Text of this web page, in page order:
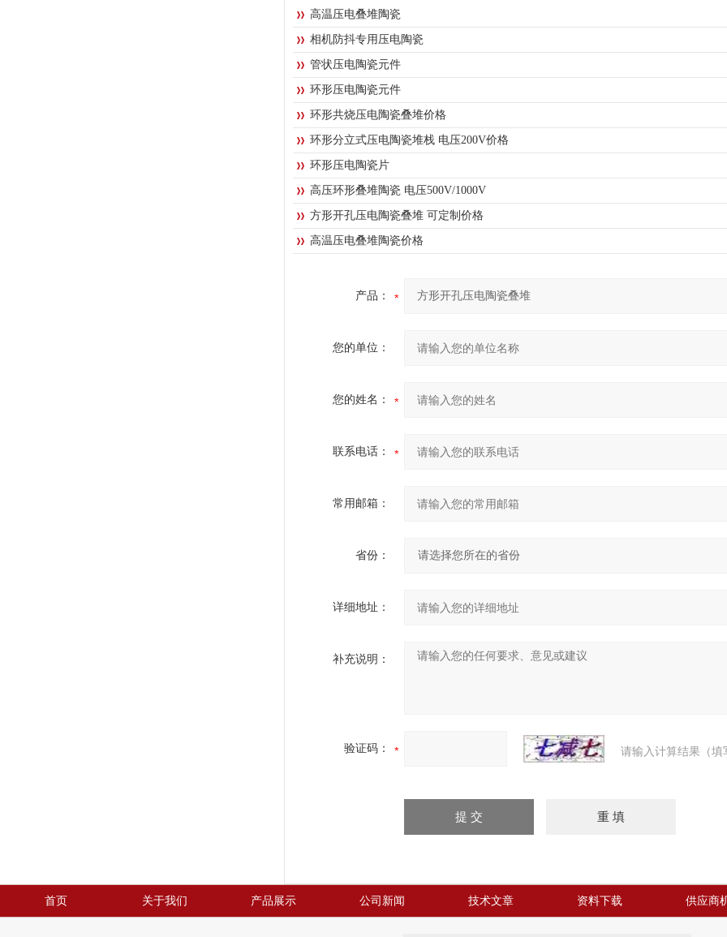
高温压电叠堆陶瓷
相机防抖专用压电陶瓷
管状压电陶瓷元件
环形压电陶瓷元件
环形共烧压电陶瓷叠堆价格
环形分立式压电陶瓷堆栈 电压200V价格
环形压电陶瓷片
高压环形叠堆陶瓷 电压500V/1000V
方形开孔压电陶瓷叠堆 可定制价格
高温压电叠堆陶瓷价格
产品：
您的单位：
您的姓名：
联系电话：
常用邮箱：
省份：
详细地址：
补充说明：
验证码： 请输入计算结果（
首页 关于我们 产品展示 公司新闻 技术文章 资料下载 供应商